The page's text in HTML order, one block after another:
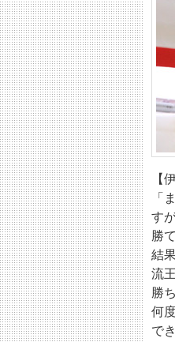
【
「
す
勝
結
流
勝
何
で